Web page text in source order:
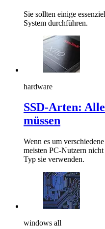
Sie sollten einige
System durchführen.
hardware
SSD-Arten:
müssen
Wenn es um
meisten PC-Nutzern
Typ sie verwenden.
windows all